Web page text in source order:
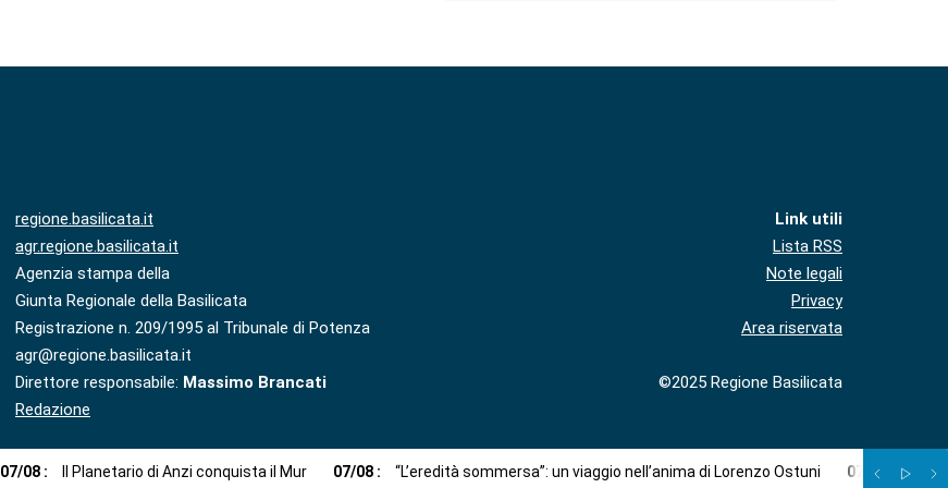
regione.basilicata.it
agr.regione.basilicata.it
Agenzia stampa della
Giunta Regionale della Basilicata
Registrazione n. 209/1995 al Tribunale di Potenza
agr@regione.basilicata.it
Direttore responsabile: Massimo Brancati
Redazione
Link utili
Lista RSS
Note legali
Privacy
Area riservata
©2025 Regione Basilicata
07/08 : Il Planetario di Anzi conquista il Mur 07/08 : “L’eredità sommersa”: un viaggio nell’anima di Lorenzo Ostuni 07 08 Più